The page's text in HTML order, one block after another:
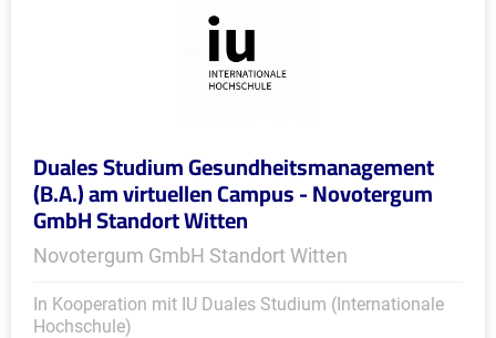
Duales Studium Gesundheitsmanagement
(B.A.) am virtuellen Campus - Novotergum
GmbH Standort Witten
Novotergum GmbH Standort Witten
In Kooperation mit IU Duales Studium (Internationale
Hochschule)